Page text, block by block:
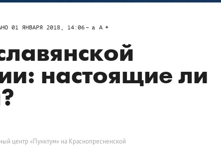
01 ЯНВАРЯ 2018, 14:06 a A
настоящие ли
центр «Пунктум» на Краснопресненской